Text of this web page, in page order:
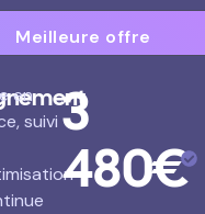
Meilleure offre
en
suivi 3
480€